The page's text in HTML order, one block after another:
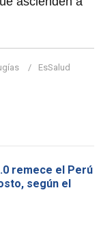
EsSalud
remece el Perú
según el